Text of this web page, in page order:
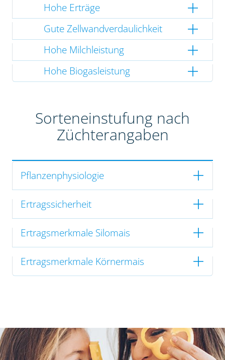
Hohe Erträge
Gute Zellwandverdaulichkeit
Hohe Milchleistung
Hohe Biogasleistung
Sorteneinstufung nach
Züchterangaben
Pflanzenphysiologie
Ertragssicherheit
Ertragsmerkmale Silomais
Ertragsmerkmale Körnermais